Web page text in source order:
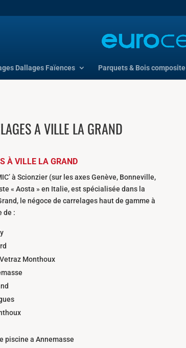
Dallages Faïences Parquets & Bois composite
A VILLE LA GRAND
À VILLE LA GRAND
à Scionzier (sur les axes Genève, Bonneville,
« Aosta » en Italie, est spécialisée dans la
le négoce de carrelages haut de gamme à
de :
Monthoux
piscine a Annemasse